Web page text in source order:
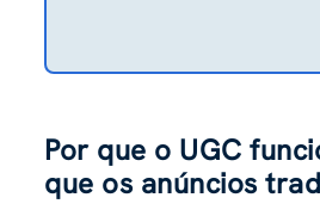
Por que o UGC
que os anúncios